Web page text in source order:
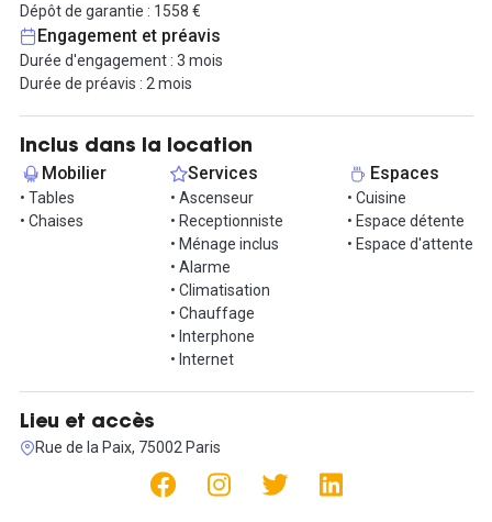
Dépôt de garantie : 1558 €
Engagement et préavis
Durée d'engagement : 3 mois
Durée de préavis : 2 mois
Inclus dans la location
Mobilier
• Tables
• Chaises
Services
• Ascenseur
• Receptionniste
• Ménage inclus
• Alarme
• Climatisation
• Chauffage
• Interphone
• Internet
Espaces
• Cuisine
• Espace détente
• Espace d'attente
Lieu et accès
Rue de la Paix, 75002 Paris